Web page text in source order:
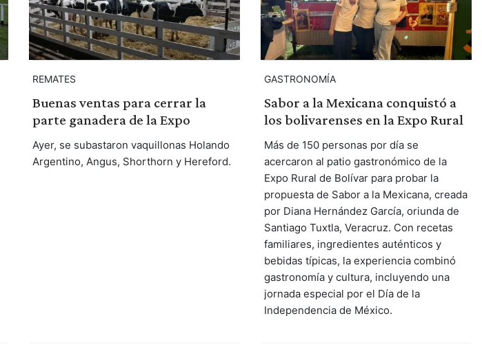
REMATES
Buenas ventas para cerrar la
parte ganadera de la Expo
Ayer, se subastaron vaquillonas Holando
Argentino, Angus, Shorthorn y Hereford.
GASTRONOMÍA
Sabor a la Mexicana conquistó a
los bolivarenses en la Expo Rural
Más de 150 personas por día se
acercaron al patio gastronómico de la
Expo Rural de Bolívar para probar la
propuesta de Sabor a la Mexicana, creada
por Diana Hernández García, oriunda de
Santiago Tuxtla, Veracruz. Con recetas
familiares, ingredientes auténticos y
bebidas típicas, la experiencia combinó
gastronomía y cultura, incluyendo una
jornada especial por el Día de la
Independencia de México.